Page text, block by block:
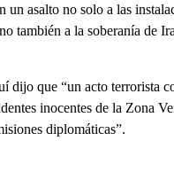
un asalto no solo a las
también a la soberanía de
dijo que “un acto terrorista
inocentes de la Zona
diplomáticas”.